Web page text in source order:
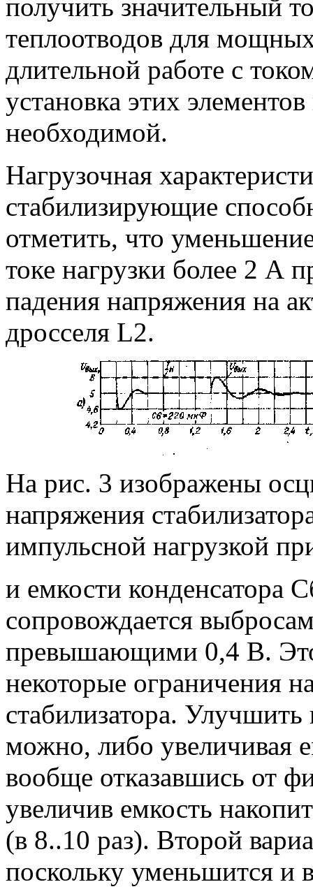
получить значительный
теплоотводов для
длительной работе с
установка этих
необходимой.
Нагрузочная
стабилизирующие
отметить, что
токе нагрузки более 2 А
падения напряжения на
дросселя L2.
На рис. 3 изображены
напряжения
импульсной нагрузкой
и емкости конденсатора
сопровождается
превышающими 0,4 В. Это
некоторые ограничения
стабилизатора.
можно, либо увеличивая
вообще отказавшись от
увеличив емкость
(в 8..10 раз). Второй
поскольку уменьшится и